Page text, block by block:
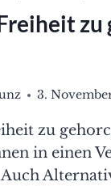
zu
3.
zu
in einen